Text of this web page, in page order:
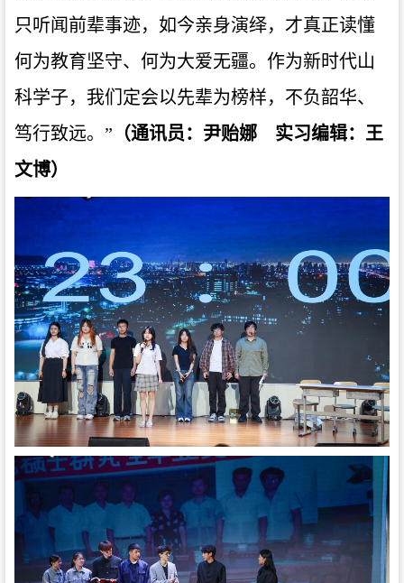
只听闻前辈事迹，如今亲身演绎，才真正读懂
何为教育坚守、何为大爱无疆。作为新时代山
科学子，我们定会以先辈为榜样，不负韶华、
笃行致远。” （通讯员：尹贻娜 实习编辑：王
文博）